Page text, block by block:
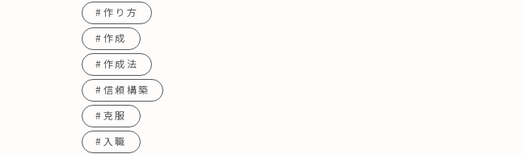
#作り方
#作成
#作成法
#信頼構築
#克服
#入職